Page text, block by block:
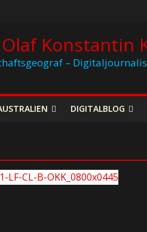
Konstantin
–
DIGITALBLOG